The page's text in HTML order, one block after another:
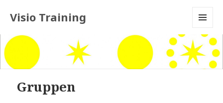
Visio Training
AND
WIDGETS
Gruppen